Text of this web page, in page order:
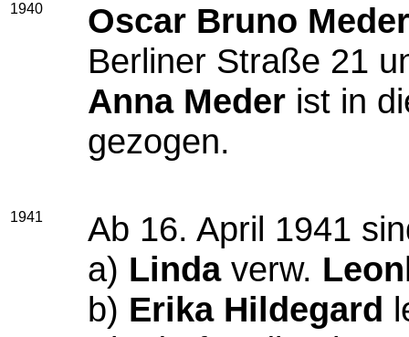
1940
Oscar Bruno Meder
Berliner Straße 21
Anna Meder ist in
gezogen.
1941
Ab 16. April 1941
a) Lindaverw.
b) Erika Hildegard